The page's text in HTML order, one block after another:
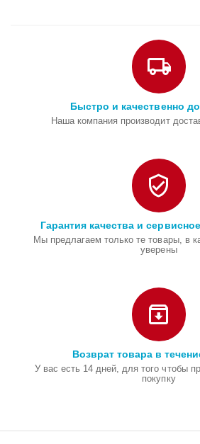
Быстро и качественно
Наша компания производит
Гарантия качества и
Мы предлагаем только те товары, в
уверены
Возврат товара в
У вас есть 14 дней, для того чтобы
покупку